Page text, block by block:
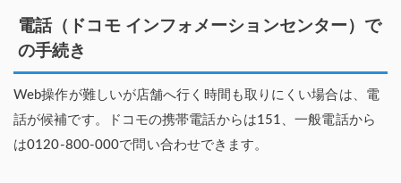
電話（ドコモ インフォメーションセンター）で
の手続き
Web操作が難しいが店舗へ行く時間も取りにくい場合は、電
話が候補です。ドコモの携帯電話からは151、一般電話から
は0120-800-000で問い合わせできます。